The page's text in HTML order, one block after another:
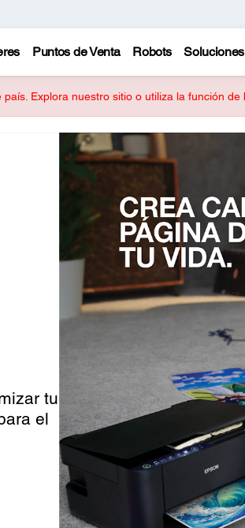
Puntos de Venta Robots Soluciones
Explora nuestro sitio o utiliza la función
tu
el